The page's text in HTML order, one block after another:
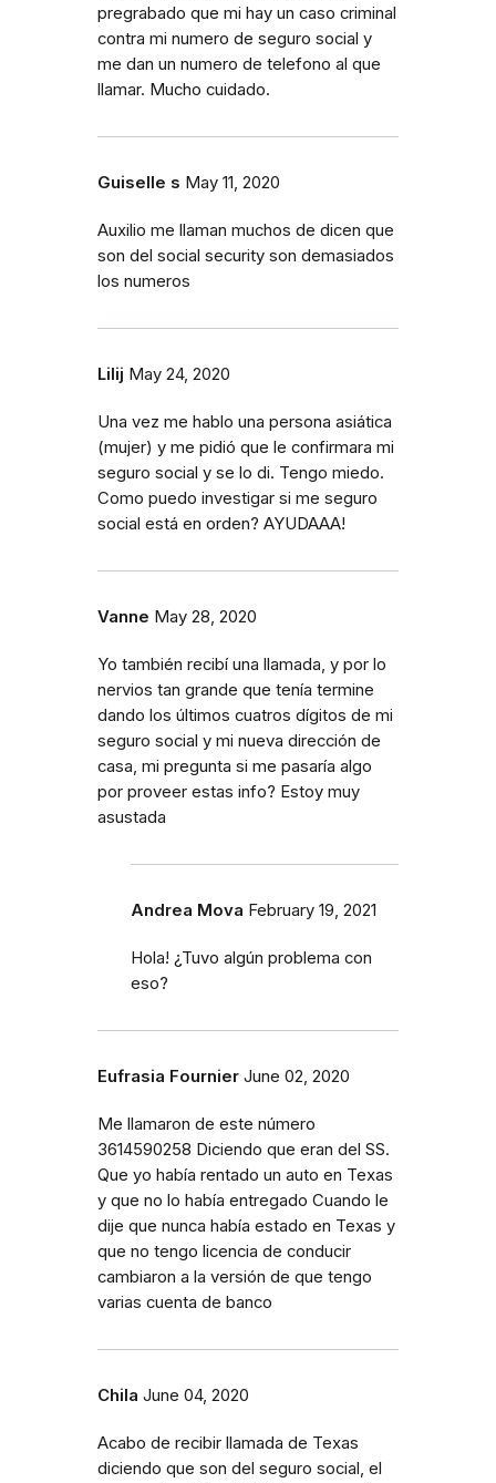
pregrabado que mi hay un caso criminal
contra mi numero de seguro social y
me dan un numero de telefono al que
llamar. Mucho cuidado.
Guiselle s May 11, 2020
Auxilio me llaman muchos de dicen que
son del social security son demasiados
los numeros
Lilij May 24, 2020
Una vez me hablo una persona asiática
(mujer) y me pidió que le confirmara mi
seguro social y se lo di. Tengo miedo.
Como puedo investigar si me seguro
social está en orden? AYUDAAA!
Vanne May 28, 2020
Yo también recibí una llamada, y por lo
nervios tan grande que tenía termine
dando los últimos cuatros dígitos de mi
seguro social y mi nueva dirección de
casa, mi pregunta si me pasaría algo
por proveer estas info? Estoy muy
asustada
Andrea Mova February 19, 2021
Hola! ¿Tuvo algún problema con
eso?
Eufrasia Fournier June 02, 2020
Me llamaron de este número
3614590258 Diciendo que eran del SS.
Que yo había rentado un auto en Texas
y que no lo había entregado Cuando le
dije que nunca había estado en Texas y
que no tengo licencia de conducir
cambiaron a la versión de que tengo
varias cuenta de banco
Chila June 04, 2020
Acabo de recibir llamada de Texas
diciendo que son del seguro social, el